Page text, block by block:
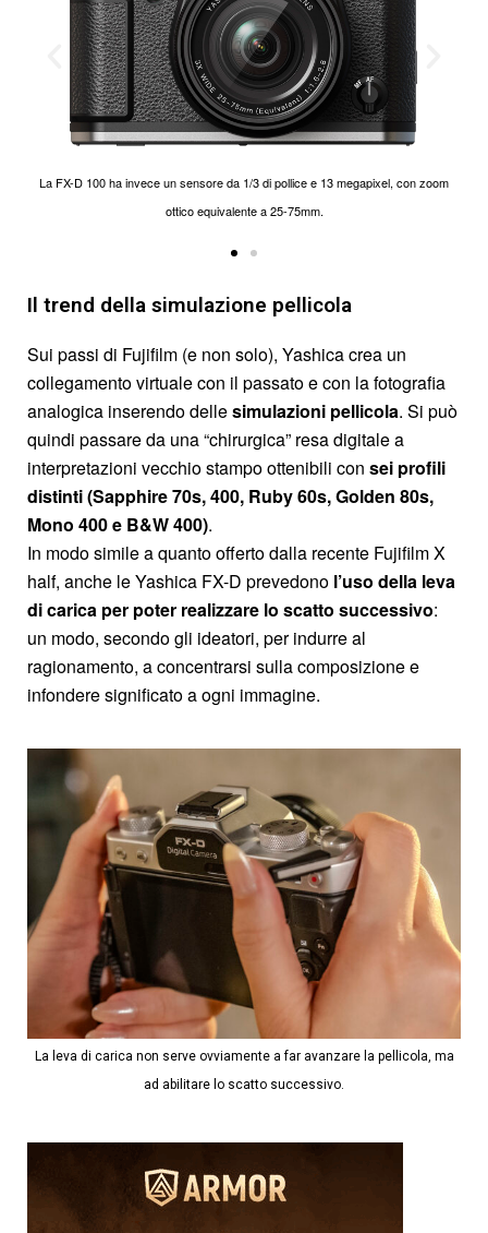
La FX-D 100 ha invece un sensore da 1/3 di pollice e 13 megapixel, con zoom
ottico equivalente a 25-75mm.
La FX-D 100 ha invece un sensore da 1/3 di pollice e 13 megapixel, con zoom
ottico equivalente a 25-75mm.
Il trend della simulazione pellicola
Sui passi di Fujifilm (e non solo), Yashica crea un
collegamento virtuale con il passato e con la fotografia
analogica inserendo dellesimulazioni pellicola. Si può
quindi passare da una “chirurgica” resa digitale a
interpretazioni vecchio stampo ottenibili con sei profili
distinti (Sapphire 70s, 400, Ruby 60s, Golden 80s,
Mono 400 e B&W 400).
In modo simile a quanto offerto dalla recente Fujifilm X
half, anche le Yashica FX-D prevedono l’uso della leva
di carica per poter realizzare lo scatto successivo:
un modo, secondo gli ideatori, per indurre al
ragionamento, a concentrarsi sulla composizione e
infondere significato a ogni immagine.
La leva di carica non serve ovviamente a far avanzare la pellicola, ma
ad abilitare lo scatto successivo.